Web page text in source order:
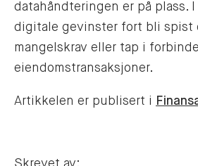
datahåndteringen er på plass.
digitale gevinster fort bli spist
mangelskrav eller tap i
eiendomstransaksjoner.
Artikkelen er publisert i